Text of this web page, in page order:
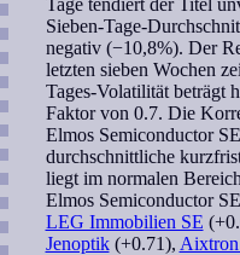
Tage tendiert der Titel
Sieben-Tage-
negativ (−10,8%). Der
letzten sieben Wochen
Tages-Volatilität beträgt
Faktorvon 0.7. Die
Elmos Semiconductor SE
durchschnittliche
liegt im normalen
Elmos Semiconductor SE
LEG Immobilien SE
Jenoptik(+0.71),